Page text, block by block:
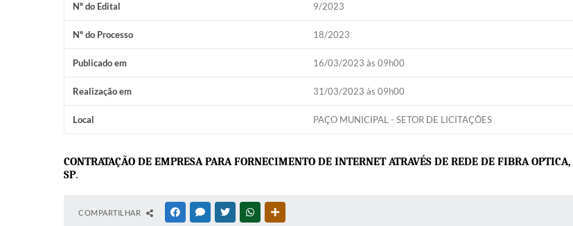
Nº do Edital 9/2023
Nº do Processo 18/2023
Publicado em 16/03/2023 às 09h00
Realização em 31/03/2023 às 09h00
Local PAÇO MUNICIPAL - SETOR DE LICITAÇÕES
CONTRATAÇÃO DE EMPRESA PARA FORNECIMENTO DE INTERNET ATRAVÉS DE REDE DE FIBRA OPTICA,
SP.
COMPARTILHAR FACEBOOKMESSENGER
TWITTERWHATSAPP